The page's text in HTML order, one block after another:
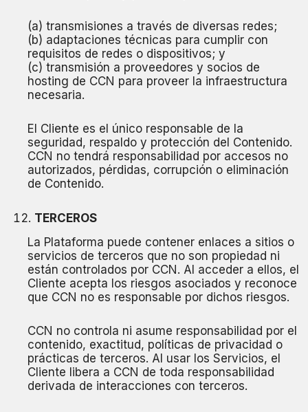
(a) transmisiones a través de diversas redes;
(b) adaptaciones técnicas para cumplir con
requisitos de redes o dispositivos; y
(c) transmisión a proveedores y socios de
hosting de CCN para proveer la infraestructura
necesaria.
El Cliente es el único responsable de la
seguridad, respaldo y protección del Contenido.
CCN no tendrá responsabilidad por accesos no
autorizados, pérdidas, corrupción o eliminación
de Contenido.
TERCEROS
La Plataforma puede contener enlaces a sitios o
servicios de terceros que no son propiedad ni
están controlados por CCN. Al acceder a ellos, el
Cliente acepta los riesgos asociados y reconoce
que CCN no es responsable por dichos riesgos.
CCN no controla ni asume responsabilidad por el
contenido, exactitud, políticas de privacidad o
prácticas de terceros. Al usar los Servicios, el
Cliente libera a CCN de toda responsabilidad
derivada de interacciones con terceros.